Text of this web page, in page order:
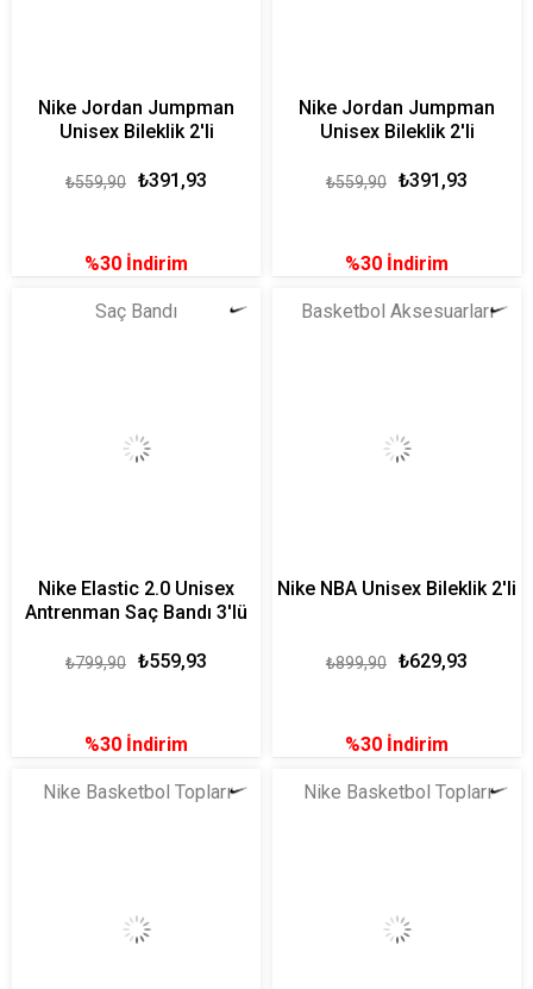
Nike Jordan Jumpman
Unisex Bileklik 2'li
₺391,93
₺559,90
%30 İndirim
Nike Jordan Jumpman
Unisex Bileklik 2'li
₺391,93
₺559,90
%30 İndirim
Saç Bandı
Nike Elastic 2.0 Unisex
Antrenman Saç Bandı 3'lü
₺559,93
₺799,90
%30 İndirim
Basketbol Aksesuarları
Nike NBA Unisex Bileklik 2'li
₺629,93
₺899,90
%30 İndirim
Nike Basketbol Topları Nike Basketbol Topları